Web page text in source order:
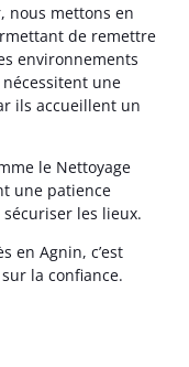
nous mettons en
de remettre
environnements
une
ils accueillent un
le Nettoyage
une patience
les lieux.
en Agnin, c’est
la confiance.